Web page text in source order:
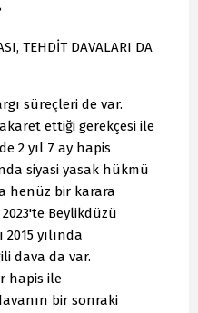
TEHDİT DAVALARI DA
süreçleri de var.
ettiği gerekçesi ile
2 yıl 7 ay hapis
siyasi yasak hükmü
henüz bir karara
Beylikdüzü
2015 yılında
dava da var.
hapis ile
bir sonraki